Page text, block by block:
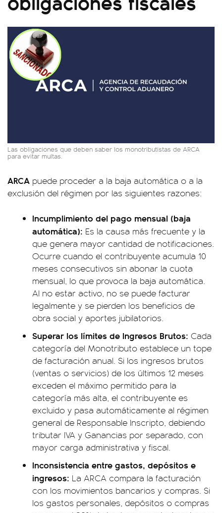
Las obligaciones que deben saber los monotributistas de ARCA
para evitar multas.
ARCA puede proceder a la baja automática o a la
exclusión del régimen por las siguientes razones:
Incumplimiento del pago mensual (baja
automática): Es la causa más frecuente y la
que genera mayor cantidad de notificaciones.
Ocurre cuando el contribuyente acumula 10
meses consecutivos sin abonar la cuota
mensual, lo que provoca la baja automática.
Al no estar activo, no se puede facturar
legalmente y se pierden los beneficios de
obra social y aportes jubilatorios.
Superar los límites de Ingresos Brutos: Cada
categoría del Monotributo establece un tope
de facturación anual. Si los ingresos brutos
(ventas o servicios) de los últimos 12 meses
exceden el máximo permitido para la
categoría más alta, el contribuyente es
excluido y pasa automáticamente al régimen
general de Responsable Inscripto, debiendo
tributar IVA y Ganancias por separado, con
mayor carga administrativa y fiscal.
Inconsistencia entre gastos, depósitos e
ingresos: La ARCA compara la facturación
con los movimientos bancarios y compras. Si
los gastos personales, depósitos o compras